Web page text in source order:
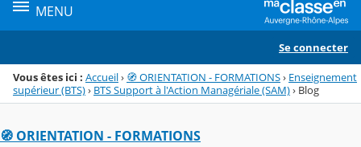
MENU
Se connecter
Vous êtes ici : Accueil› 🧭 ORIENTATION - FORMATIONS› Enseignement
supérieur (BTS)› BTS Support à l'Action Managériale (SAM)› Blog
🧭 ORIENTATION - FORMATIONS